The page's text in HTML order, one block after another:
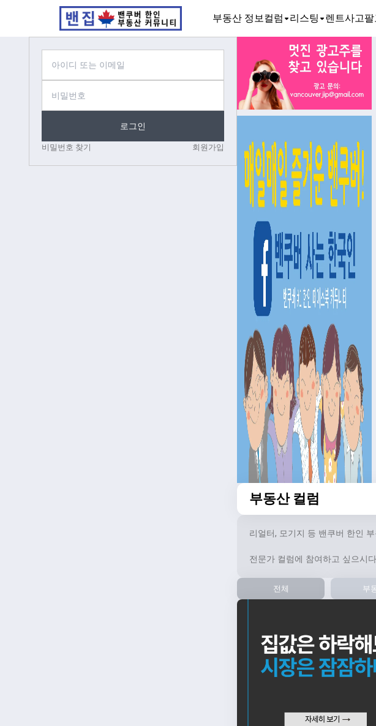
부동산 정보컬럼 리스팅 렌트사고팔
로그인
비밀번호 찾기 회원가입
부동산 컬럼
리얼터, 모기지 등 밴쿠버 한인
전문가 컬럼에 참여하고 싶으시
전체 부